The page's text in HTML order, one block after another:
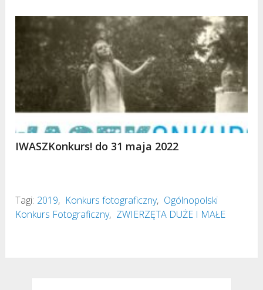
IWASZKonkurs! do 31 maja 2022
Tagi: 2019, Konkurs fotograficzny, Ogólnopolski
Konkurs Fotograficzny, ZWIERZĘTA DUŻE I MAŁE